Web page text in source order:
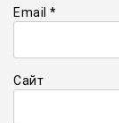
Email *
Сайт